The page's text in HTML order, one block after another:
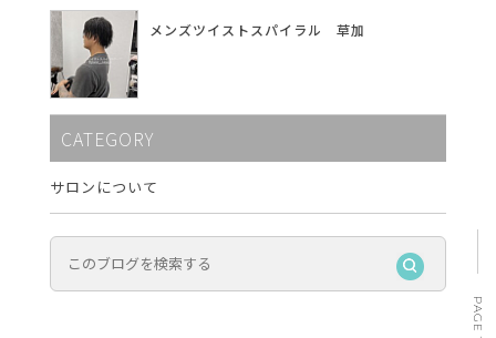
メンズツイストスパイラル 草加
CATEGORY
サロンについて